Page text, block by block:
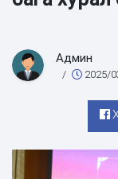
Админ
/ 2025/